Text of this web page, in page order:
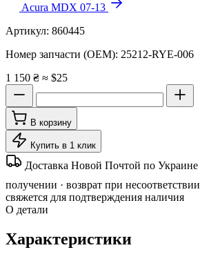
Acura MDX 07-13
Артикул: 860445
Номер запчасти (OEM): 25212-RYE-006
1 150 ₴ ≈ $25
В корзину
Купить в 1 клик
Доставка Новой Почтой по Украине
получении · возврат при несоответствии
свяжется для подтверждения наличия
О детали
Характеристики